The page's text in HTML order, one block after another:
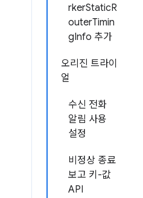
rkerStaticR
outerTimin
gInfo 추가
오리진 트라이
얼
수신 전화
알림 사용
설정
비정상 종료
보고 키-값
API